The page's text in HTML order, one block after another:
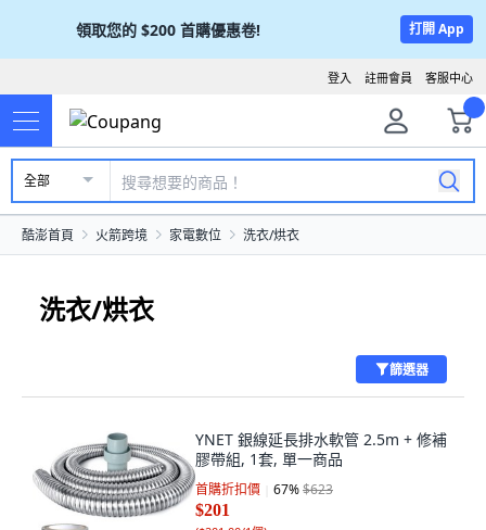
領取您的 $200 首購優惠卷! 打開 App
客服中心
註冊會員
登入
全部
酷澎首頁 火箭跨境 家電數位 洗衣/烘衣
洗衣/烘衣
篩選器
YNET 銀線延長排水軟管 2.5m + 修補
膠帶組, 1套, 單一商品
首購折扣價 67%$623
$201